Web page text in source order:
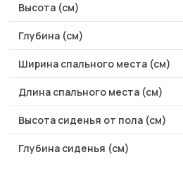
Высота (см)
Глубина (см)
Ширина спального места (см)
Длина спального места (см)
Высота сиденья от пола (см)
Глубина сиденья (см)